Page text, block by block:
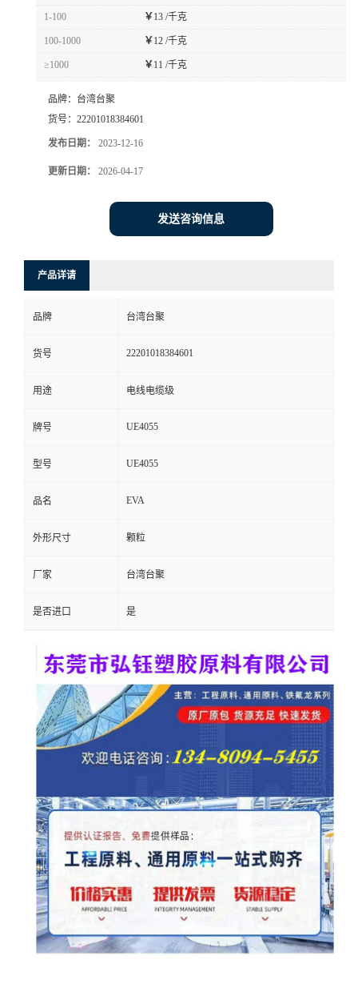
留
言
1-100 ￥ 13 /千克
100-1000 ￥ 12 /千克
≥1000 ￥ 11 /千克
品牌： 台湾台聚
货号： 22201018384601
发布日期： 2023-12-16
更新日期： 2026-04-17
发送咨询信息
产品详请
品牌 台湾台聚
货号 22201018384601
用途 电线电缆级
牌号 UE4055
型号 UE4055
品名 EVA
外形尺寸 颗粒
厂家 台湾台聚
是否进口 是